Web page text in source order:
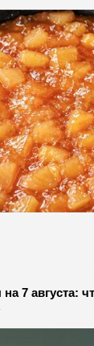
7 августа: